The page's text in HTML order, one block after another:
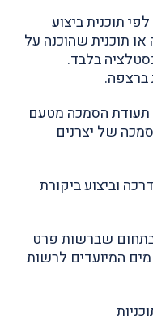
תוכנית ביצוע
תוכנית שהוכנה על
בלבד.
ברצפה.
תעודת הסמכה מטעם
של יצרנים
וביצוע ביקורת
שברשות פרט
המיועדים לרשות